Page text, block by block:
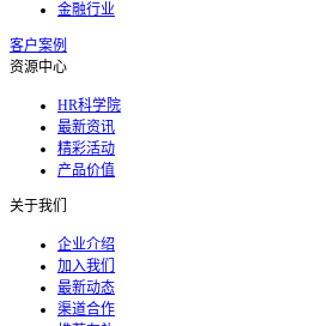
金融行业
客户案例
资源中心
HR科学院
最新资讯
精彩活动
产品价值
关于我们
企业介绍
加入我们
最新动态
渠道合作